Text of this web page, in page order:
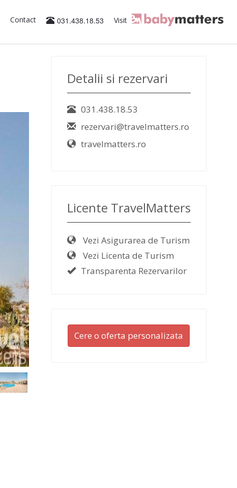
Contact 031.438.18.53 Visit
Detalii si rezervari
031.438.18.53
rezervari@travelmatters.ro
travelmatters.ro
Licente TravelMatters
Vezi Asigurarea de Turism
Vezi Licenta de Turism
Transparenta Rezervarilor
Cere o oferta personalizata